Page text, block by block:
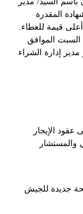
والجسور ومصارف المياه. 7/ شهادة المقدرة
أعلى قيمة للعطاء.
السبت الموافق
بابكر مدير إدارة الشراء
الإيجار
والمستشار
جديدة للجيش